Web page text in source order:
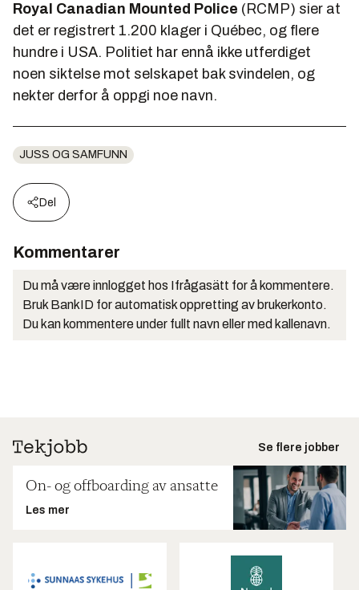
Royal Canadian Mounted Police (RCMP) sier at
det er registrert 1.200 klager i Québec, og flere
hundre i USA. Politiet har ennå ikke utferdiget
noen siktelse mot selskapet bak svindelen, og
nekter derfor å oppgi noe navn.
JUSS OG SAMFUNN
Del
Kommentarer
Du må være innlogget hos Ifrågasätt for å kommentere.
Bruk BankID for automatisk oppretting av brukerkonto.
Du kan kommentere under fullt navn eller med kallenavn.
Se flere jobber
On- og offboarding av ansatte
Les mer